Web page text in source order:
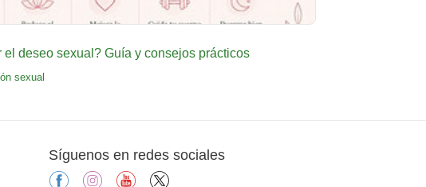
el deseo sexual? Guía y consejos prácticos
sexual
Síguenos en redes sociales
facebookinstagramyoutube